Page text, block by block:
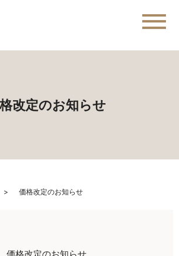
メ
改定のお知らせ
価格改定のお知らせ